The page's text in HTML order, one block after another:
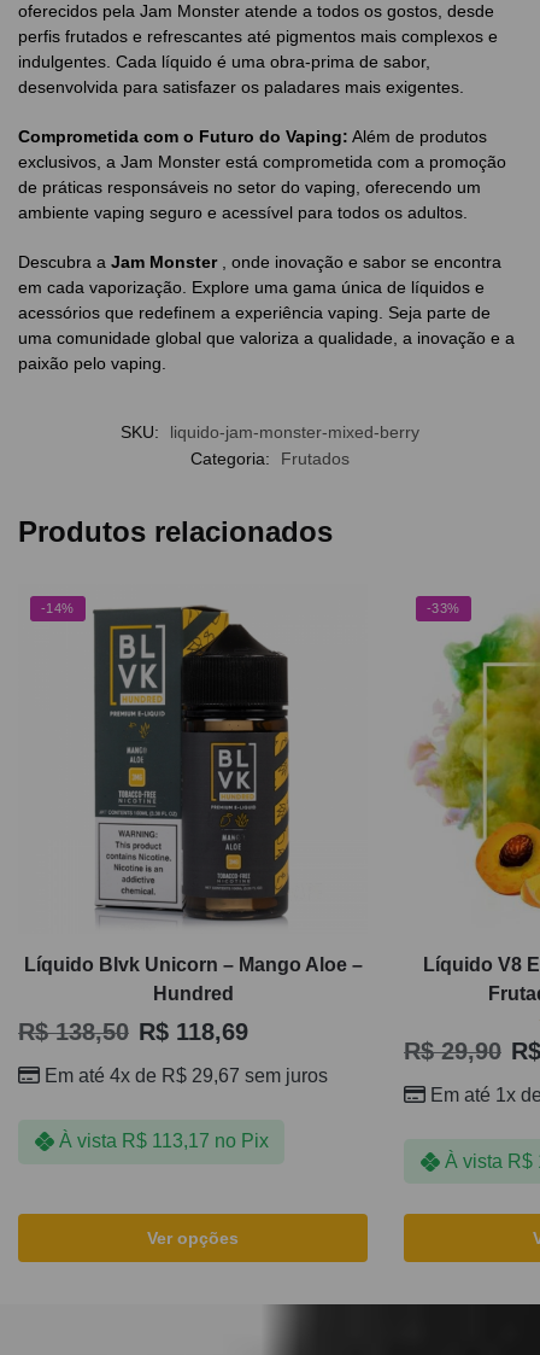
oferecidos pela Jam Monster atende a todos os gostos, desde
perfis frutados e refrescantes até pigmentos mais complexos e
indulgentes. Cada líquido é uma obra-prima de sabor,
desenvolvida para satisfazer os paladares mais exigentes.
Comprometida com o Futuro do Vaping: Além de produtos
exclusivos, a Jam Monster está comprometida com a promoção
de práticas responsáveis ​​no setor do vaping, oferecendo um
ambiente vaping seguro e acessível para todos os adultos.
Descubra a Jam Monster, onde inovação e sabor se encontra
em cada vaporização. Explore uma gama única de líquidos e
acessórios que redefinem a experiência vaping. Seja parte de
uma comunidade global que valoriza a qualidade, a inovação e a
paixão pelo vaping.
SKU:
liquido-jam-monster-mixed-berry
Categoria:
Frutados
Produtos relacionados
-14%
Líquido Blvk Unicorn – Mango Aloe –
Hundred
R$138,50 R$ 118,69
Em até 4x de R$ 29,67 sem juros
À vista R$113,17 no Pix
Ver opções
-33%
Líquido V8
R$29,90 R$
Em até 1x
À vista R$